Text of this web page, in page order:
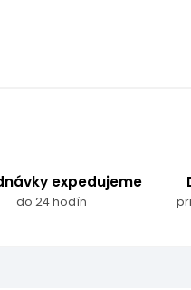
expedujeme
do 24 hodín